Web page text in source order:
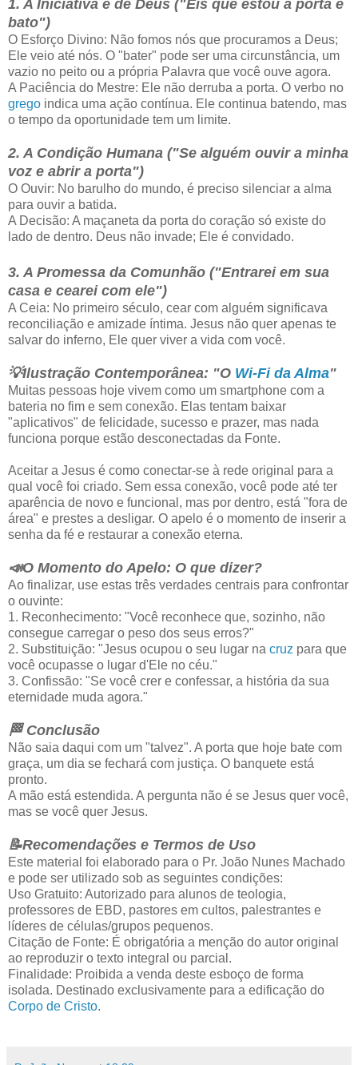
1. A Iniciativa é de Deus ("Eis que estou à porta e
bato")
O Esforço Divino: Não fomos nós que procuramos a Deus;
Ele veio até nós. O "bater" pode ser uma circunstância, um
vazio no peito ou a própria Palavra que você ouve agora.
A Paciência do Mestre: Ele não derruba a porta. O verbo no
grego indica uma ação contínua. Ele continua batendo, mas
o tempo da oportunidade tem um limite.
2. A Condição Humana ("Se alguém ouvir a minha
voz e abrir a porta")
O Ouvir: No barulho do mundo, é preciso silenciar a alma
para ouvir a batida.
A Decisão: A maçaneta da porta do coração só existe do
lado de dentro. Deus não invade; Ele é convidado.
3. A Promessa da Comunhão ("Entrarei em sua
casa e cearei com ele")
A Ceia: No primeiro século, cear com alguém significava
reconciliação e amizade íntima. Jesus não quer apenas te
salvar do inferno, Ele quer viver a vida com você.
💡Ilustração Contemporânea: "O Wi-Fi da Alma"
Muitas pessoas hoje vivem como um smartphone com a
bateria no fim e sem conexão. Elas tentam baixar
"aplicativos" de felicidade, sucesso e prazer, mas nada
funciona porque estão desconectadas da Fonte.
Aceitar a Jesus é como conectar-se à rede original para a
qual você foi criado. Sem essa conexão, você pode até ter
aparência de novo e funcional, mas por dentro, está "fora de
área" e prestes a desligar. O apelo é o momento de inserir a
senha da fé e restaurar a conexão eterna.
📣O Momento do Apelo: O que dizer?
Ao finalizar, use estas três verdades centrais para confrontar
o ouvinte:
1. Reconhecimento: "Você reconhece que, sozinho, não
consegue carregar o peso dos seus erros?"
2. Substituição: "Jesus ocupou o seu lugar na cruz para que
você ocupasse o lugar d'Ele no céu."
3. Confissão: "Se você crer e confessar, a história da sua
eternidade muda agora."
🏁 Conclusão
Não saia daqui com um "talvez". A porta que hoje bate com
graça, um dia se fechará com justiça. O banquete está
pronto.
A mão está estendida. A pergunta não é se Jesus quer você,
mas se você quer Jesus.
📝Recomendações e Termos de Uso
Este material foi elaborado para o Pr. João Nunes Machado
e pode ser utilizado sob as seguintes condições:
Uso Gratuito: Autorizado para alunos de teologia,
professores de EBD, pastores em cultos, palestrantes e
líderes de células/grupos pequenos.
Citação de Fonte: É obrigatória a menção do autor original
ao reproduzir o texto integral ou parcial.
Finalidade: Proibida a venda deste esboço de forma
isolada. Destinado exclusivamente para a edificação do
Corpo de Cristo.